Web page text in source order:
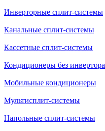
Инверторные сплит-системы
Канальные сплит-системы
Кассетные сплит-системы
Кондиционеры без инвертора
Мобильные кондиционеры
Мультисплит-системы
Напольные сплит-системы